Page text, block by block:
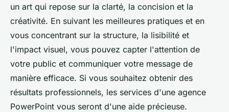
un art qui repose sur la clarté, la concision et la
créativité. En suivant les meilleures pratiques et en
vous concentrant sur la structure, la lisibilité et
l'impact visuel, vous pouvez capter l'attention de
votre public et communiquer votre message de
manière efficace. Si vous souhaitez obtenir des
résultats professionnels, les services d'une agence
PowerPoint vous seront d'une aide précieuse.